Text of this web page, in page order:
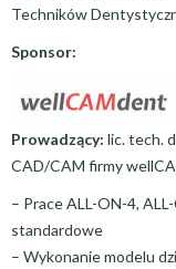
Techników
Sponsor:
Prowadzący: lic. tech.
CAD/CAM firmy
– Prace ALL-ON-4,
standardowe
– Wykonanie modelu